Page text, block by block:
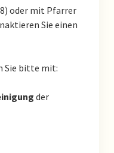
oder mit Pfarrer
Sie einen
Sie bitte mit:
der